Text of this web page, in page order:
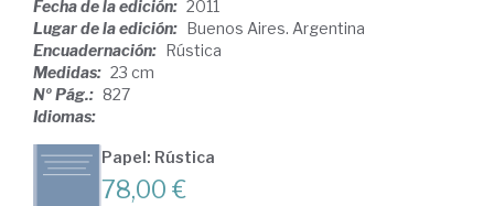
Fecha de la edición: 2011
Lugar de la edición: Buenos Aires. Argentina
Encuadernación: Rústica
Medidas: 23 cm
Nº Pág.: 827
Idiomas:
Papel: Rústica
78,00 €